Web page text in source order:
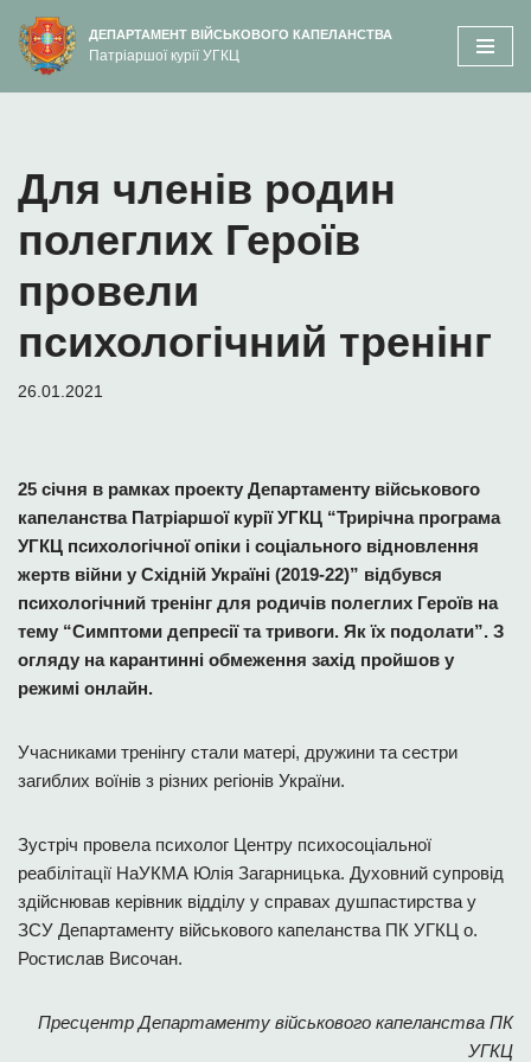
вмісту
Перейти
до
ДЕПАРТАМЕНТ ВІЙСЬКОВОГО КАПЕЛАНСТВА
Патріаршої курії УГКЦ
Для членів родин
полеглих Героїв
провели
психологічний тренінг
26.01.2021
25 січня в рамках проекту Департаменту військового
капеланства Патріаршої курії УГКЦ “Трирічна програма
УГКЦ психологічної опіки і соціального відновлення
жертв війни у Східній Україні (2019-22)” відбувся
психологічний тренінг для родичів полеглих Героїв на
тему “Симптоми депресії та тривоги. Як їх подолати”. З
огляду на карантинні обмеження захід пройшов у
режимі онлайн.
Учасниками тренінгу стали матері, дружини та сестри
загиблих воїнів з різних регіонів України.
Зустріч провела психолог Центру психосоціальної
реабілітації НаУКМА Юлія Загарницька. Духовний супровід
здійснював керівник відділу у справах душпастирства у
ЗСУ Департаменту військового капеланства ПК УГКЦ о.
Ростислав Височан.
Пресцентр Департаменту військового капеланства ПК
УГКЦ